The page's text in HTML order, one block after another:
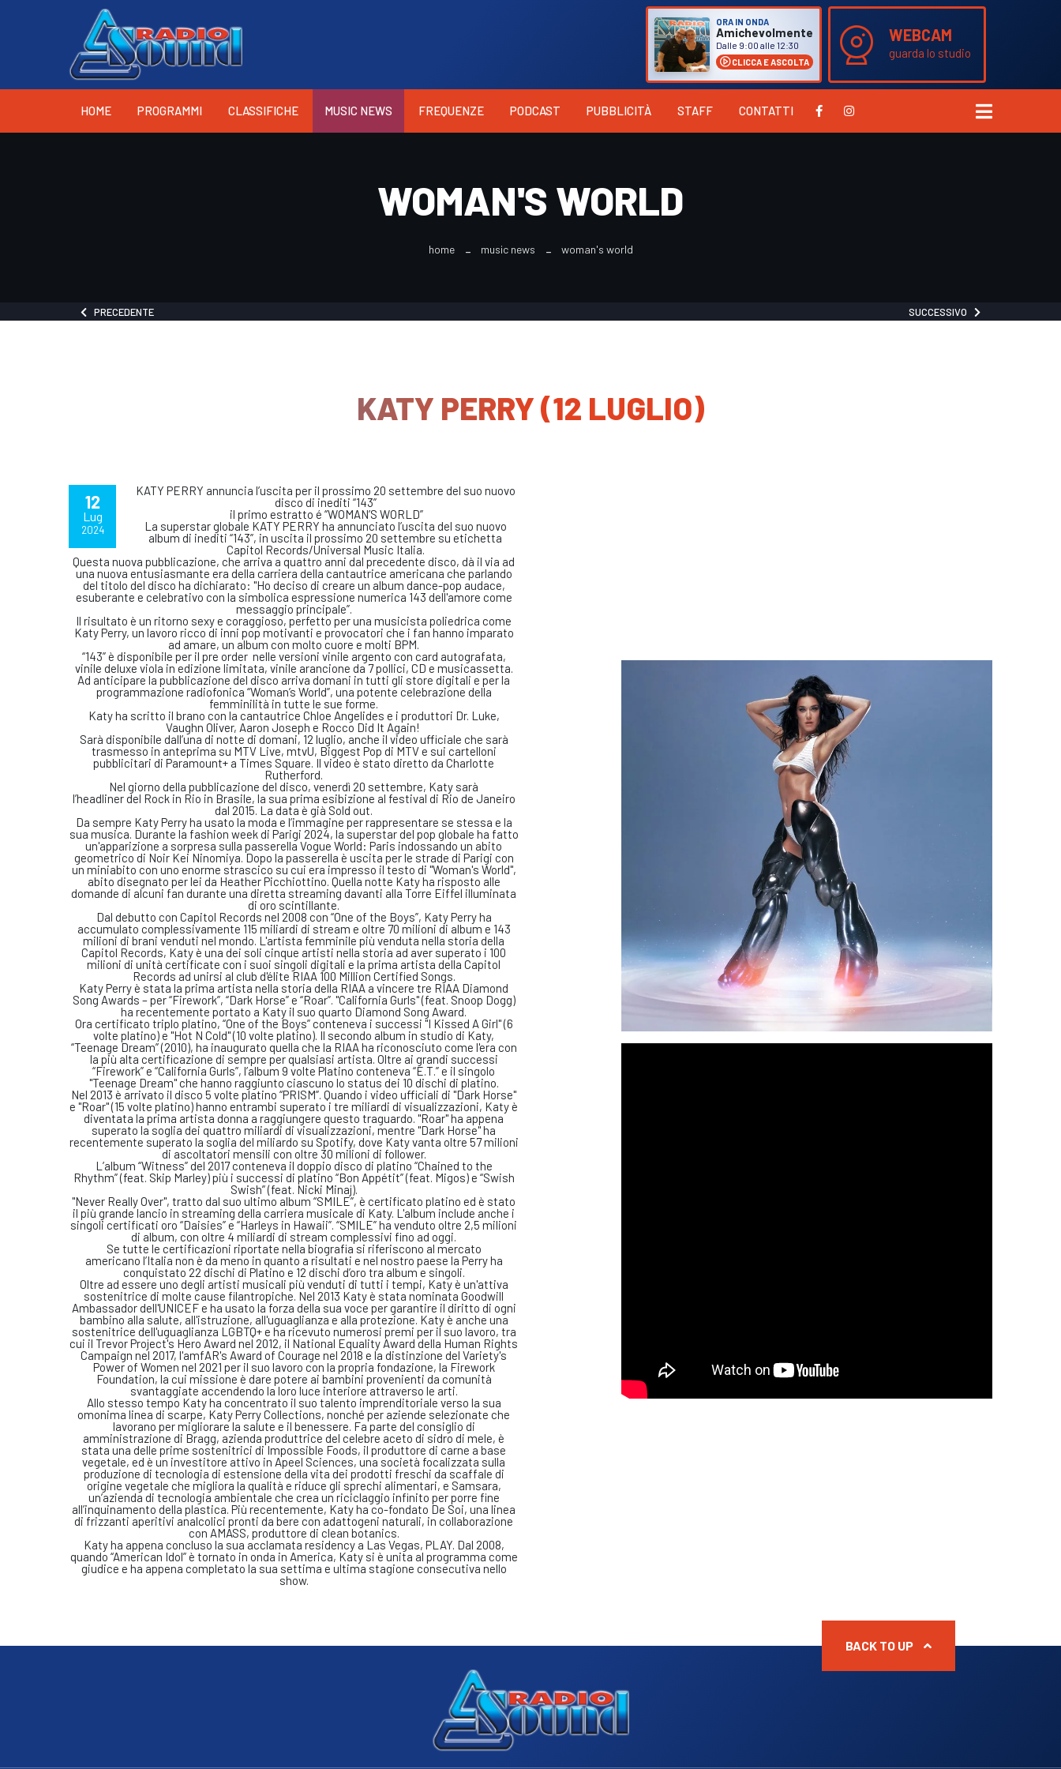
ORA IN ONDA
Amichevolmente
Dalle 9:00 alle 12:30
CLICCA E ASCOLTA
WEBCAM
guarda lo studio
HOME PROGRAMMI CLASSIFICHE MUSIC NEWS FREQUENZE PODCAST PUBBLICITÀ STAFF CONTATTI
WOMAN'S WORLD
home music news woman's world
PRECEDENTE SUCCESSIVO
KATY PERRY (12 LUGLIO)
12
Lug
2024
KATY PERRY annuncia l’uscita per il prossimo 20 settembre del suo nuovo
disco di inediti “143”
il primo estratto é “WOMAN’S WORLD”
La superstar globale KATY PERRY ha annunciato l’uscita del suo nuovo
album di inediti “143”, in uscita il prossimo 20 settembre su etichetta
Capitol Records/Universal Music Italia.
Questa nuova pubblicazione, che arriva a quattro anni dal precedente disco, dà il via ad
una nuova entusiasmante era della carriera della cantautrice americana che parlando
del titolo del disco ha dichiarato: "Ho deciso di creare un album dance-pop audace,
esuberante e celebrativo con la simbolica espressione numerica 143 dell'amore come
messaggio principale”.
Il risultato è un ritorno sexy e coraggioso, perfetto per una musicista poliedrica come
Katy Perry, un lavoro ricco di inni pop motivanti e provocatori che i fan hanno imparato
ad amare, un album con molto cuore e molti BPM.
“143” è disponibile per il pre order nelle versioni vinile argento con card autografata,
vinile deluxe viola in edizione limitata, vinile arancione da 7 pollici, CD e musicassetta.
Ad anticipare la pubblicazione del disco arriva domani in tutti gli store digitali e per la
programmazione radiofonica “Woman’s World”, una potente celebrazione della
femminilità in tutte le sue forme.
Katy ha scritto il brano con la cantautrice Chloe Angelides e i produttori Dr. Luke,
Vaughn Oliver, Aaron Joseph e Rocco Did It Again!
Sarà disponibile dall’una di notte di domani, 12 luglio, anche il video ufficiale che sarà
trasmesso in anteprima su MTV Live, mtvU, Biggest Pop di MTV e sui cartelloni
pubblicitari di Paramount+ a Times Square. Il video è stato diretto da Charlotte
Rutherford.
Nel giorno della pubblicazione del disco, venerdì 20 settembre, Katy sarà
l’headliner del Rock in Rio in Brasile, la sua prima esibizione al festival di Rio de Janeiro
dal 2015. La data è già Sold out.
Da sempre Katy Perry ha usato la moda e l’immagine per rappresentare se stessa e la
sua musica. Durante la fashion week di Parigi 2024, la superstar del pop globale ha fatto
un'apparizione a sorpresa sulla passerella Vogue World: Paris indossando un abito
geometrico di Noir Kei Ninomiya. Dopo la passerella è uscita per le strade di Parigi con
un miniabito con uno enorme strascico su cui era impresso il testo di "Woman's World",
abito disegnato per lei da Heather Picchiottino. Quella notte Katy ha risposto alle
domande di alcuni fan durante una diretta streaming davanti alla Torre Eiffel illuminata
di oro scintillante.
Dal debutto con Capitol Records nel 2008 con “One of the Boys”, Katy Perry ha
accumulato complessivamente 115 miliardi di stream e oltre 70 milioni di album e 143
milioni di brani venduti nel mondo. L'artista femminile più venduta nella storia della
Capitol Records, Katy è una dei soli cinque artisti nella storia ad aver superato i 100
milioni di unità certificate con i suoi singoli digitali e la prima artista della Capitol
Records ad unirsi al club d'élite RIAA 100 Million Certified Songs.
Katy Perry è stata la prima artista nella storia della RIAA a vincere tre RIAA Diamond
Song Awards – per “Firework”, “Dark Horse” e “Roar”. "California Gurls" (feat. Snoop Dogg)
ha recentemente portato a Katy il suo quarto Diamond Song Award.
Ora certificato triplo platino, “One of the Boys” conteneva i successi "I Kissed A Girl" (6
volte platino) e "Hot N Cold" (10 volte platino). Il secondo album in studio di Katy,
“Teenage Dream” (2010), ha inaugurato quella che la RIAA ha riconosciuto come l'era con
la più alta certificazione di sempre per qualsiasi artista. Oltre ai grandi successi
“Firework” e “California Gurls”, l’album 9 volte Platino conteneva “E.T.” e il singolo
"Teenage Dream" che hanno raggiunto ciascuno lo status dei 10 dischi di platino.
Nel 2013 è arrivato il disco 5 volte platino “PRISM”. Quando i video ufficiali di "Dark Horse"
e "Roar" (15 volte platino) hanno entrambi superato i tre miliardi di visualizzazioni, Katy è
diventata la prima artista donna a raggiungere questo traguardo. "Roar" ha appena
superato la soglia dei quattro miliardi di visualizzazioni, mentre "Dark Horse" ha
recentemente superato la soglia del miliardo su Spotify, dove Katy vanta oltre 57 milioni
di ascoltatori mensili con oltre 30 milioni di follower.
L’album “Witness” del 2017 conteneva il doppio disco di platino “Chained to the
Rhythm” (feat. Skip Marley) più i successi di platino “Bon Appétit” (feat. Migos) e “Swish
Swish” (feat. Nicki Minaj).
"Never Really Over", tratto dal suo ultimo album “SMILE”, è certificato platino ed è stato
il più grande lancio in streaming della carriera musicale di Katy. L'album include anche i
singoli certificati oro “Daisies” e “Harleys in Hawaii”. “SMILE” ha venduto oltre 2,5 milioni
di album, con oltre 4 miliardi di stream complessivi fino ad oggi.
Se tutte le certificazioni riportate nella biografia si riferiscono al mercato
americano l’Italia non è da meno in quanto a risultati e nel nostro paese la Perry ha
conquistato 22 dischi di Platino e 12 dischi d’oro tra album e singoli.
Oltre ad essere uno degli artisti musicali più venduti di tutti i tempi, Katy è un'attiva
sostenitrice di molte cause filantropiche. Nel 2013 Katy è stata nominata Goodwill
Ambassador dell'UNICEF e ha usato la forza della sua voce per garantire il diritto di ogni
bambino alla salute, all'istruzione, all'uguaglianza e alla protezione. Katy è anche una
sostenitrice dell'uguaglianza LGBTQ+ e ha ricevuto numerosi premi per il suo lavoro, tra
cui il Trevor Project's Hero Award nel 2012, il National Equality Award della Human Rights
Campaign nel 2017, l'amfAR's Award of Courage nel 2018 e la distinzione del Variety's
Power of Women nel 2021 per il suo lavoro con la propria fondazione, la Firework
Foundation, la cui missione è dare potere ai bambini provenienti da comunità
svantaggiate accendendo la loro luce interiore attraverso le arti.
Allo stesso tempo Katy ha concentrato il suo talento imprenditoriale verso la sua
omonima linea di scarpe, Katy Perry Collections, nonché per aziende selezionate che
lavorano per migliorare la salute e il benessere. Fa parte del consiglio di
amministrazione di Bragg, azienda produttrice del celebre aceto di sidro di mele, è
stata una delle prime sostenitrici di Impossible Foods, il produttore di carne a base
vegetale, ed è un investitore attivo in Apeel Sciences, una società focalizzata sulla
produzione di tecnologia di estensione della vita dei prodotti freschi da scaffale di
origine vegetale che migliora la qualità e riduce gli sprechi alimentari, e Samsara,
un’azienda di tecnologia ambientale che crea un riciclaggio infinito per porre fine
all’inquinamento della plastica. Più recentemente, Katy ha co-fondato De Soi, una linea
di frizzanti aperitivi analcolici pronti da bere con adattogeni naturali, in collaborazione
con AMASS, produttore di clean botanics.
Katy ha appena concluso la sua acclamata residency a Las Vegas, PLAY. Dal 2008,
quando “American Idol” è tornato in onda in America, Katy si è unita al programma come
giudice e ha appena completato la sua settima e ultima stagione consecutiva nello
show.
BACK TO UP